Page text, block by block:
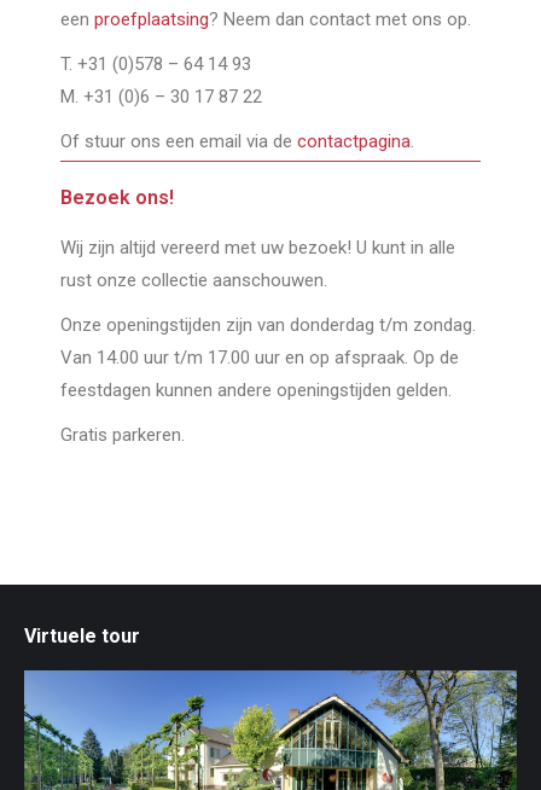
een proefplaatsing? Neem dan contact met ons op.
T. +31 (0)578 – 64 14 93
M. +31 (0)6 – 30 17 87 22
Of stuur ons een email via de contactpagina.
Bezoek ons!
Wij zijn altijd vereerd met uw bezoek! U kunt in alle
rust onze collectie aanschouwen.
Onze openingstijden zijn van donderdag t/m zondag.
Van 14.00 uur t/m 17.00 uur en op afspraak. Op de
feestdagen kunnen andere openingstijden gelden.
Gratis parkeren.
Virtuele tour